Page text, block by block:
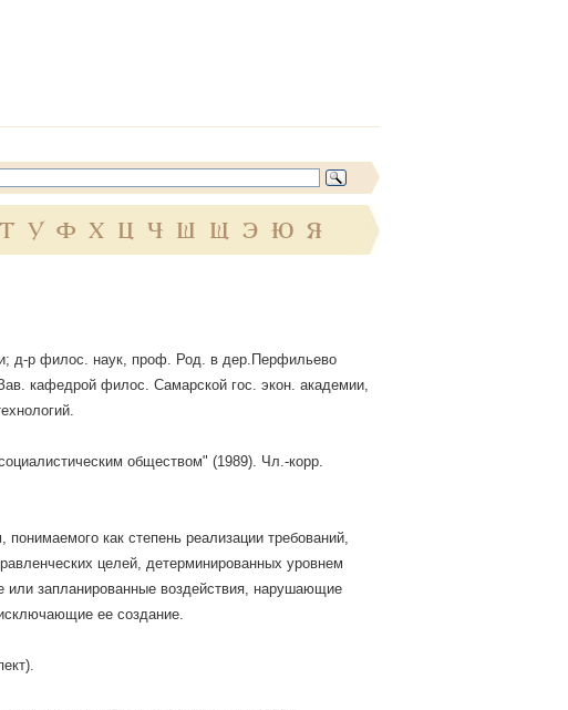
Т У Ф Х Ц Ч Ш Щ Э Ю Я
д-р филос. наук, проф. Род. в дер.Перфильево
кафедрой филос. Самарской гос. экон. академии,
обществом" (1989). Чл.-корр.
как степень реализации требований,
целей, детерминированных уровнем
запланированные воздействия, нарушающие
ее создание.